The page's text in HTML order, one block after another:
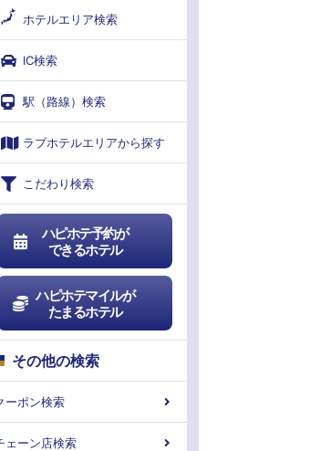
ホテルエリア検索
IC検索
駅（路線）検索
ラブホテルエリアから探す
こだわり検索
ハピホテ予約が
できるホテル
ハピホテマイルが
たまるホテル
その他の検索
ーポン検索
ェーン店検索